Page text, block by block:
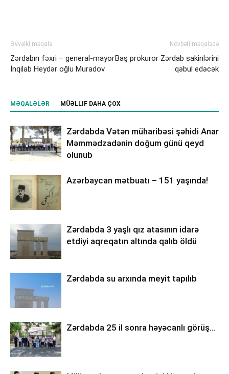
Əvvəlki məqalə
Zərdabın fəxri – general-mayor
İnqilab Heydər oğlu Muradov
Növbəti məqalədə
Baş prokuror Zərdab sakinlərini
qəbul edəcək
MƏQALƏLƏR MÜƏLLIF DAHA ÇOX
Zərdabda Vətən müharibəsi şəhidi Anar
Məmmədzadənin doğum günü qeyd
olunub
Azərbaycan mətbuatı – 151 yaşında!
Zərdabda 3 yaşlı qız atasının idarə
etdiyi aqreqatın altında qalıb öldü
Zərdabda su arxında meyit tapılıb
Zərdabda 25 il sonra həyəcanlı görüş…